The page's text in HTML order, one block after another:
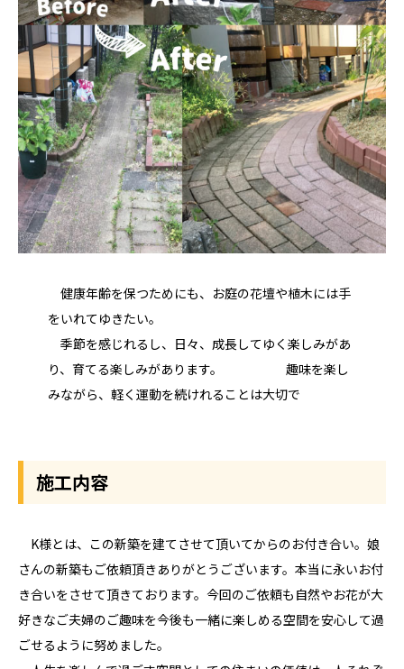
健康年齢を保つためにも、お庭の花壇や植木には手
をいれてゆきたい。
季節を感じれるし、日々、成長してゆく楽しみがあ
り、育てる楽しみがあります。 趣味を楽し
みながら、軽く運動を続けれることは大切で
施工内容
K様とは、この新築を建てさせて頂いてからのお付き合い。娘
さんの新築もご依頼頂きありがとうございます。本当に永いお付
き合いをさせて頂きております。今回のご依頼も自然やお花が大
好きなご夫婦のご趣味を今後も一緒に楽しめる空間を安心して過
ごせるように努めました。